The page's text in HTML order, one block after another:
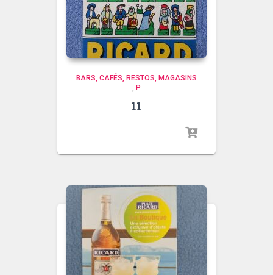
BARS, CAFÉS, RESTOS, MAGASINS
, P
11